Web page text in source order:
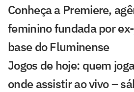
Conheça a Premiere,
feminino fundada por
base do Fluminense
Jogos de hoje: quem
onde assistir ao vivo –